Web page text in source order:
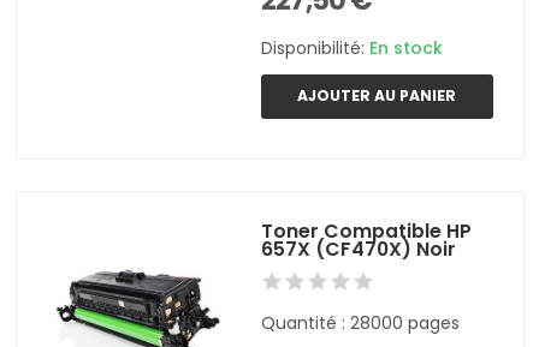
Disponibilité: En stock
AJOUTER AU PANIER
Toner Compatible HP
657X (CF470X) Noir
Quantité : 28000 pages